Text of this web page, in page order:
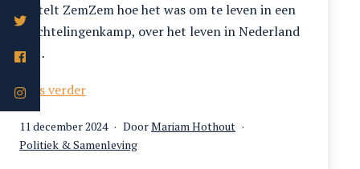
vertelt ZemZem hoe het was om te leven in een
vluchtelingenkamp, over het leven in Nederland
en…
Lees verderOpgroeien
vrees
en
Gepubliceerd
op
11 december 2024 DoorMariam Hothout
Gecategoriseerd
Politiek & Samenleving